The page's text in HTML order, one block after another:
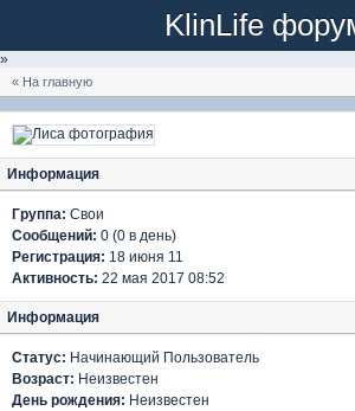
KlinLife
»
« На главную
Информация
Группа: Свои
Сообщений: 0 (0 в день)
Регистрация: 18 июня 11
Активность: 22 мая 2017 08:52
Информация
Статус: Начинающий Пользователь
Возраст: Неизвестен
День рождения: Неизвестен